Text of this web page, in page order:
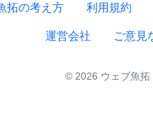
拓の考え方 利用規約
運営会社 ご意見
© 2026 ウェブ魚拓